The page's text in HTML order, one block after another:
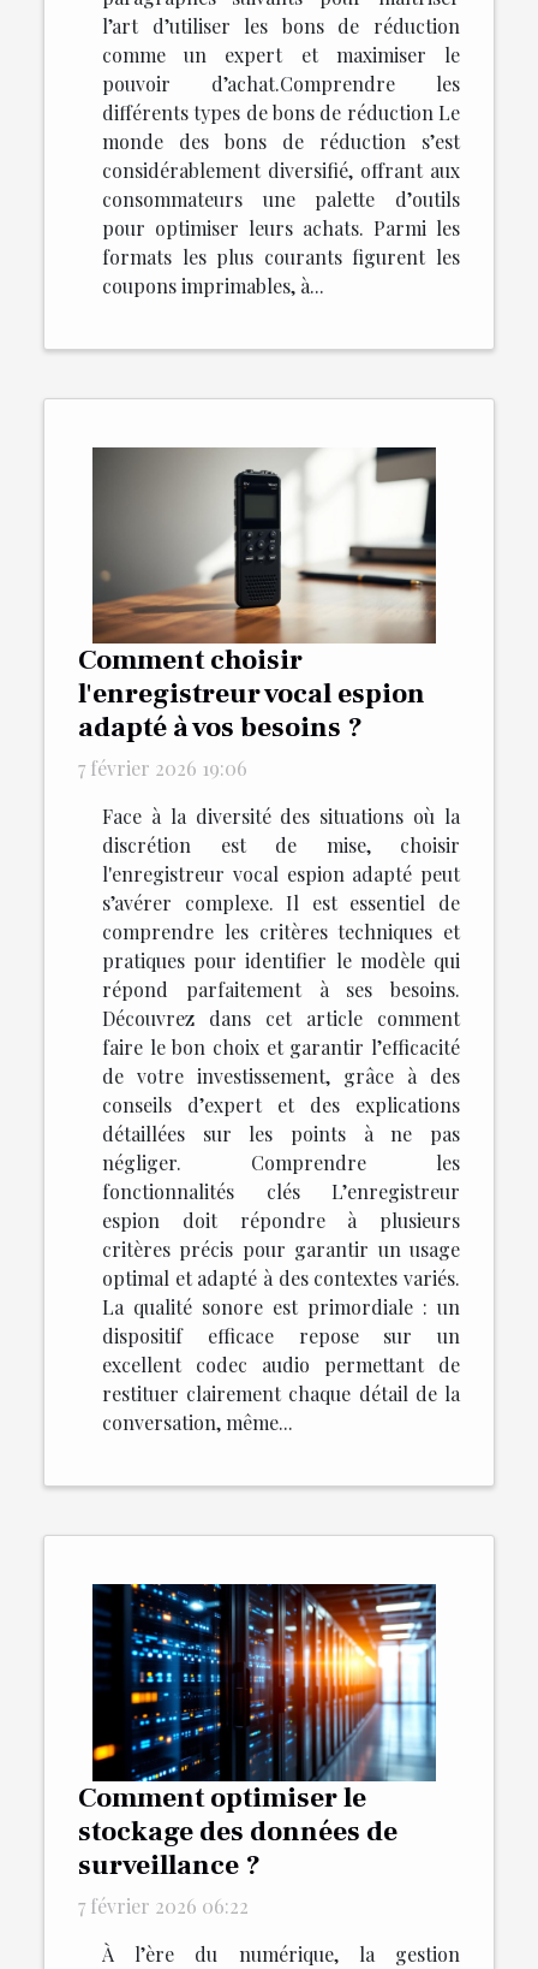
l’art d’utiliser les bons de réduction
comme un expert et maximiser le
pouvoir d’achat.Comprendre les
différents types de bons de réduction Le
monde des bons de réduction s’est
considérablement diversifié, offrant aux
consommateurs une palette d’outils
pour optimiser leurs achats. Parmi les
formats les plus courants figurent les
coupons imprimables, à...
Comment choisir
l'enregistreur vocal espion
adapté à vos besoins ?
7 février 2026 19:06
Face à la diversité des situations où la
discrétion est de mise, choisir
l'enregistreur vocal espion adapté peut
s’avérer complexe. Il est essentiel de
comprendre les critères techniques et
pratiques pour identifier le modèle qui
répond parfaitement à ses besoins.
Découvrez dans cet article comment
faire le bon choix et garantir l’efficacité
de votre investissement, grâce à des
conseils d’expert et des explications
détaillées sur les points à ne pas
négliger. Comprendre les
fonctionnalités clés L’enregistreur
espion doit répondre à plusieurs
critères précis pour garantir un usage
optimal et adapté à des contextes variés.
La qualité sonore est primordiale : un
dispositif efficace repose sur un
excellent codec audio permettant de
restituer clairement chaque détail de la
conversation, même...
Comment optimiser le
stockage des données de
surveillance ?
7 février 2026 06:22
À l’ère du numérique, la gestion